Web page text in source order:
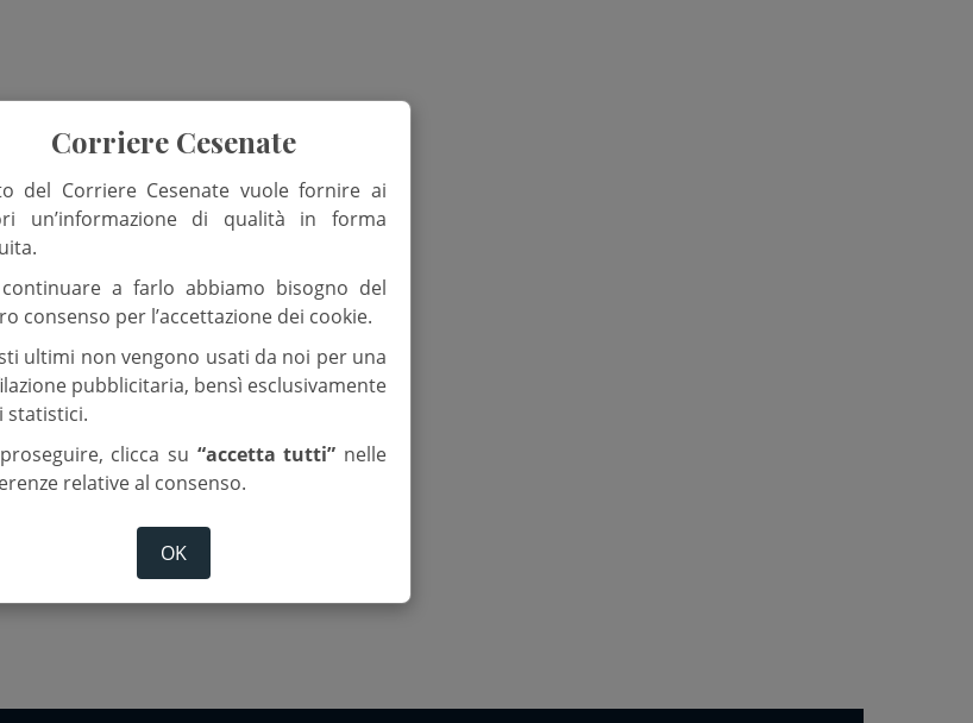
Corriere Cesenate
del Corriere Cesenate vuole fornire ai
un’informazione di qualità in forma
a farlo abbiamo bisogno del
consenso per l’accettazione dei cookie.
ultimi non vengono usati da noi per una
pubblicitaria, bensì esclusivamente
statistici.
clicca su “accetta tutti” nelle
relative al consenso.
OK